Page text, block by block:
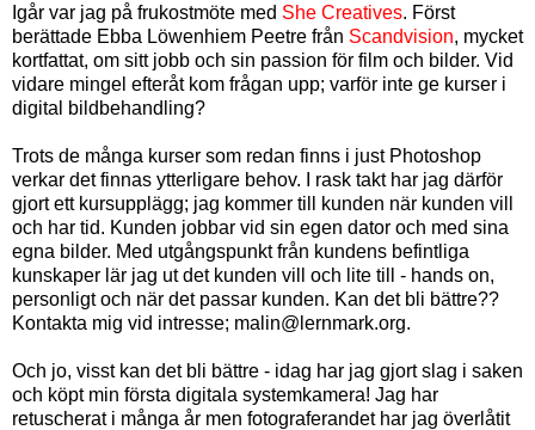
Igår var jag på frukostmöte med She Creatives. Först
berättade Ebba Löwenhiem Peetre från Scandvision, mycket
kortfattat, om sitt jobb och sin passion för film och bilder. Vid
vidare mingel efteråt kom frågan upp; varför inte ge kurser i
digital bildbehandling?
Trots de många kurser som redan finns i just Photoshop
verkar det finnas ytterligare behov. I rask takt har jag därför
gjort ett kursupplägg; jag kommer till kunden när kunden vill
och har tid. Kunden jobbar vid sin egen dator och med sina
egna bilder. Med utgångspunkt från kundens befintliga
kunskaper lär jag ut det kunden vill och lite till - hands on,
personligt och när det passar kunden. Kan det bli bättre??
Kontakta mig vid intresse; malin@lernmark.org.
Och jo, visst kan det bli bättre - idag har jag gjort slag i saken
och köpt min första digitala systemkamera! Jag har
retuscherat i många år men fotograferandet har jag överlåtit